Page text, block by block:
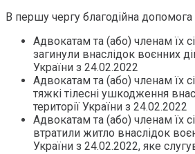
В першу чергу благодійна допомога
Адвокатам та (або) членам їх
загинули внаслідок воєнних
України з 24.02.2022
Адвокатам та (або) членам їх
тяжкі тілесні ушкодження
території України з 24.02.2022
Адвокатам та (або) членам їх
втратили житло внаслідок
України з 24.02.2022, яке